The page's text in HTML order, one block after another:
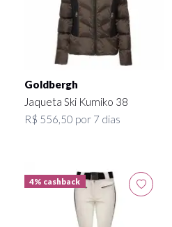
Goldbergh
Jaqueta Ski Kumiko 38
R$ 556,50 por 7 dias
4% cashback